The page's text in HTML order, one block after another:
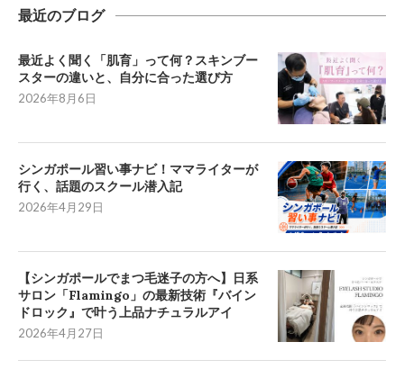
最近のブログ
最近よく聞く「肌育」って何？スキンブー
スターの違いと、自分に合った選び方
2026年8月6日
シンガポール習い事ナビ！ママライターが
行く、話題のスクール潜入記
2026年4月29日
【シンガポールでまつ毛迷子の方へ】日系
サロン「Flamingo」の最新技術『バイン
ドロック』で叶う上品ナチュラルアイ
2026年4月27日